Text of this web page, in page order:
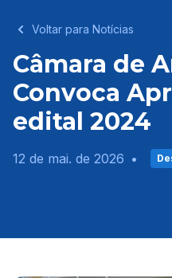
Voltar para Notícias
Câmara de
Convoca
edital 2024
12 de mai. de 2026 •